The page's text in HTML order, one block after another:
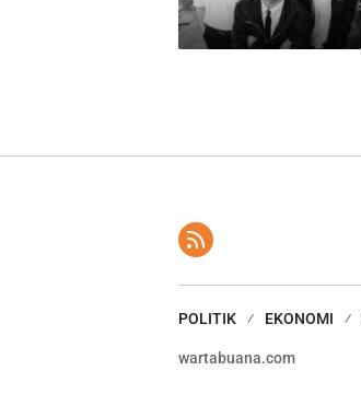
POLITIK EKONOMI
wartabuana.com